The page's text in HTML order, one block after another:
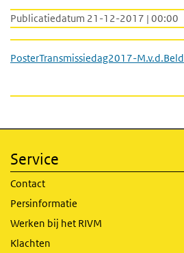
Publicatiedatum 21-12-2017 | 00:00
PosterTransmissiedag2017-M.v.d.Beld
Service
Contact
Persinformatie
Werken bij het RIVM
Klachten